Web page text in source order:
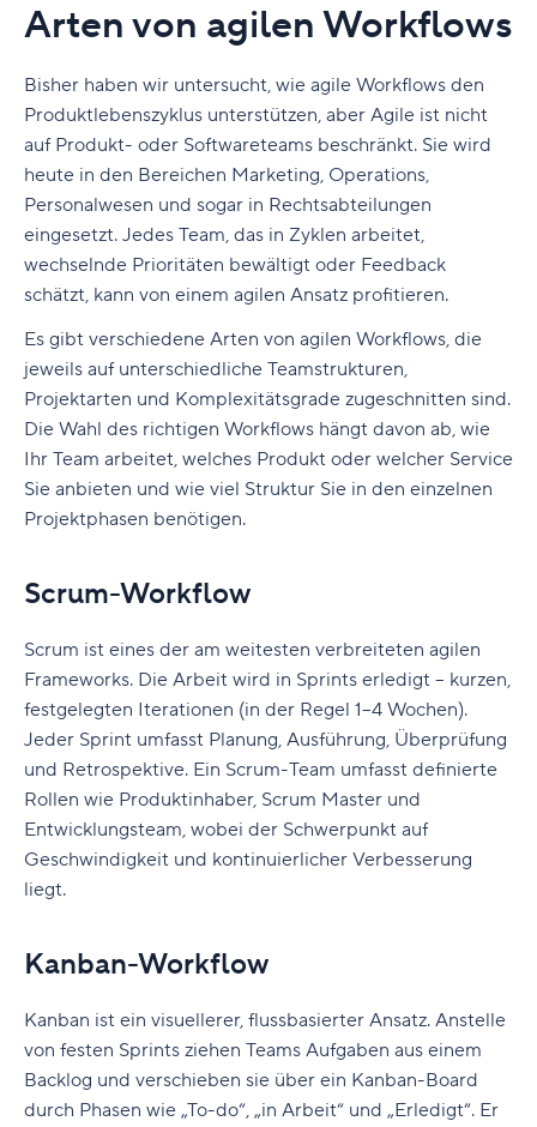
Arten von agilen Workflows
Bisher haben wir untersucht, wie agile Workflows den
Produktlebenszyklus unterstützen, aber Agile ist nicht
auf Produkt- oder Softwareteams beschränkt. Sie wird
heute in den Bereichen Marketing, Operations,
Personalwesen und sogar in Rechtsabteilungen
eingesetzt. Jedes Team, das in Zyklen arbeitet,
wechselnde Prioritäten bewältigt oder Feedback
schätzt, kann von einem agilen Ansatz profitieren.
Es gibt verschiedene Arten von agilen Workflows, die
jeweils auf unterschiedliche Teamstrukturen,
Projektarten und Komplexitätsgrade zugeschnitten sind.
Die Wahl des richtigen Workflows hängt davon ab, wie
Ihr Team arbeitet, welches Produkt oder welcher Service
Sie anbieten und wie viel Struktur Sie in den einzelnen
Projektphasen benötigen.
Scrum-Workflow
Scrum ist eines der am weitesten verbreiteten agilen
Frameworks. Die Arbeit wird in Sprints erledigt – kurzen,
festgelegten Iterationen (in der Regel 1–4 Wochen).
Jeder Sprint umfasst Planung, Ausführung, Überprüfung
und Retrospektive. Ein Scrum-Team umfasst definierte
Rollen wie Produktinhaber, Scrum Master und
Entwicklungsteam, wobei der Schwerpunkt auf
Geschwindigkeit und kontinuierlicher Verbesserung
liegt.
Kanban-Workflow
Kanban ist ein visuellerer, flussbasierter Ansatz. Anstelle
von festen Sprints ziehen Teams Aufgaben aus einem
Backlog und verschieben sie über ein Kanban-Board
durch Phasen wie „To-do“, „in Arbeit“ und „Erledigt“. Er